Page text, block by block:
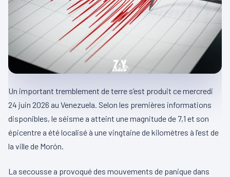
Un important tremblement de terre s’est produit ce mercredi
24 juin 2026 au Venezuela. Selon les premières informations
disponibles, le séisme a atteint une magnitude de 7,1 et son
épicentre a été localisé à une vingtaine de kilomètres à l’est de
la ville de Morón.
La secousse a provoqué des mouvements de panique dans